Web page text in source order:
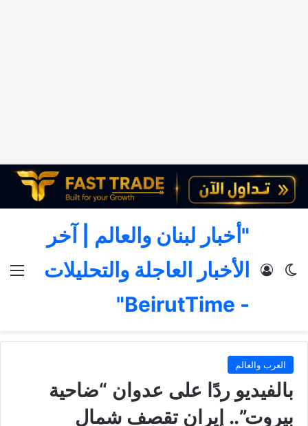
"أخبار لبنان والعالم | آخر
الأخبار العاجلة والتحليلات
- BeirutTime"
الوضع المظلم
تسجيل الدخول
العرب والعالم
بالفيديو ردًا على عدوان “ضاحية
بيروت”.. إيران تقصف شمال